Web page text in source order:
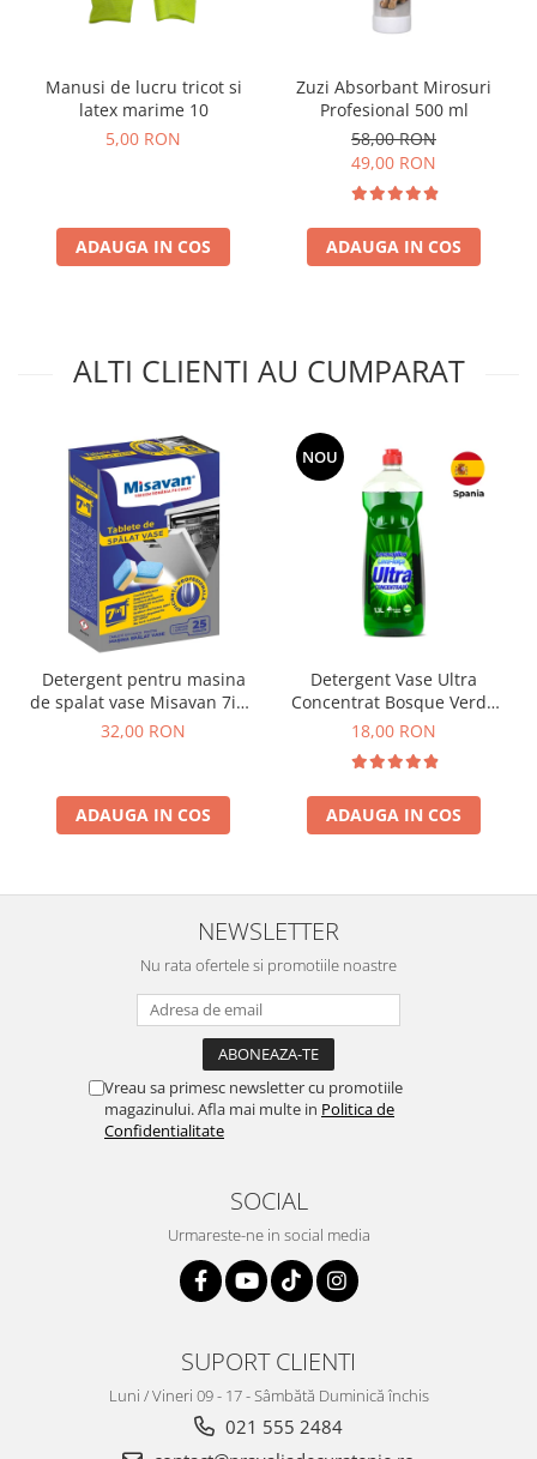
Manusi de lucru tricot si
latex marime 10
5,00 RON
ADAUGA IN COS
Zuzi Absorbant Mirosuri
Profesional 500 ml
58,00 RON
49,00 RON
ADAUGA IN COS
ALTI CLIENTI AU CUMPARAT
Detergent pentru masina
de spalat vase Misavan 7in1
25 tablete
32,00 RON
ADAUGA IN COS
NOU
Detergent Vase Ultra
Concentrat Bosque Verde
Spania 1.3L
18,00 RON
ADAUGA IN COS
NEWSLETTER
Nu rata ofertele si promotiile noastre
Vreau sa primesc newsletter cu promotiile
magazinului. Afla mai multe in Politica de
Confidentialitate
SOCIAL
Urmareste-ne in social media
SUPORT CLIENTI
Luni / Vineri 09 - 17 - Sâmbătă Duminică închis
021 555 2484